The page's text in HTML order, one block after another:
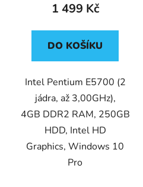
1 499 Kč
DO KOŠÍKU
Intel Pentium E5700 (2
jádra, až 3,00GHz),
4GB DDR2 RAM, 250GB
HDD, Intel HD
Graphics, Windows 10
Pro